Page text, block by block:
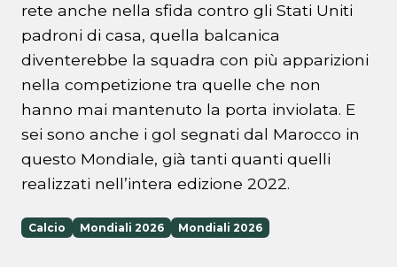
rete anche nella sfida contro gli Stati Uniti
padroni di casa, quella balcanica
diventerebbe la squadra con più apparizioni
nella competizione tra quelle che non
hanno mai mantenuto la porta inviolata. E
sei sono anche i gol segnati dal Marocco in
questo Mondiale, già tanti quanti quelli
realizzati nell’intera edizione 2022.
Calcio Mondiali 2026 Mondiali 2026